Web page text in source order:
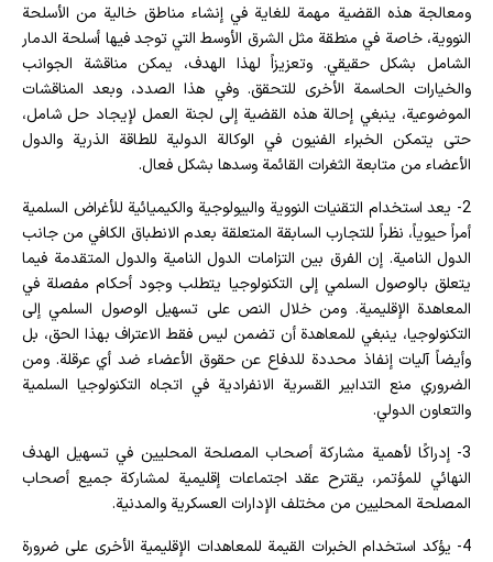
ومعالجة هذه القضية مهمة للغاية في إنشاء مناطق خالية من الأسلحة
النووية، خاصة في منطقة مثل الشرق الأوسط التي توجد فيها أسلحة الدمار
الشامل بشكل حقيقي. وتعزيزاً لهذا الهدف، يمكن مناقشة الجوانب
والخيارات الحاسمة الأخرى للتحقق. وفي هذا الصدد، وبعد المناقشات
الموضوعية، ينبغي إحالة هذه القضية إلى لجنة العمل لإيجاد حل شامل،
حتى يتمكن الخبراء الفنيون في الوكالة الدولية للطاقة الذرية والدول
الأعضاء من متابعة الثغرات القائمة وسدها بشكل فعال.
2- يعد استخدام التقنيات النووية والبيولوجية والكيميائية للأغراض السلمية
أمراً حيوياً، نظراً للتجارب السابقة المتعلقة بعدم الانطباق الكافي من جانب
الدول النامية. إن الفرق بين التزامات الدول النامية والدول المتقدمة فيما
يتعلق بالوصول السلمي إلى التكنولوجيا يتطلب وجود أحكام مفصلة في
المعاهدة الإقليمية. ومن خلال النص على تسهيل الوصول السلمي إلى
التكنولوجيا، ينبغي للمعاهدة أن تضمن ليس فقط الاعتراف بهذا الحق، بل
وأيضاً آليات إنفاذ محددة للدفاع عن حقوق الأعضاء ضد أي عرقلة. ومن
الضروري منع التدابير القسرية الانفرادية في اتجاه التكنولوجيا السلمية
والتعاون الدولي.
3- إدراكًا لأهمية مشاركة أصحاب المصلحة المحليين في تسهيل الهدف
النهائي للمؤتمر، يقترح عقد اجتماعات إقليمية لمشاركة جميع أصحاب
المصلحة المحليين من مختلف الإدارات العسكرية والمدنية.
4- يؤكد استخدام الخبرات القيمة للمعاهدات الإقليمية الأخرى على ضرورة